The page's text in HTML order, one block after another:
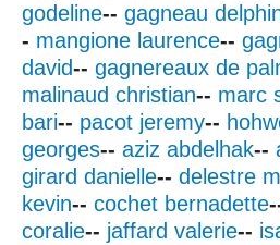
godeline-- gagneau
- mangione laurence--
david-- gagnereaux de
malinaud christian-- marc
bari-- pacot jeremy--
georges-- aziz abdelhak--
girard danielle-- delestre m
kevin-- cochet bernadette
coralie-- jaffard valerie--